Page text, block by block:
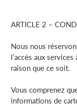
ARTICLE 2 –
Nous nous
l’accès aux
raison que ce soit.
Vous comprenez
informations de